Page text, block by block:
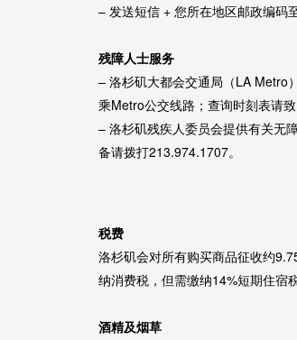
– 发送短信 + 您所在地区邮政编码
残障人士服务
– 洛杉矶大都会交通局（LA Metro
乘Metro公交线路；查询时刻表请
– 洛杉矶残疾人委员会提供有关无
备请拨打213.974.1707。
税费
洛杉矶会对所有购买商品征收约
纳消费税，但需缴纳14%短期住宿
酒精及烟草